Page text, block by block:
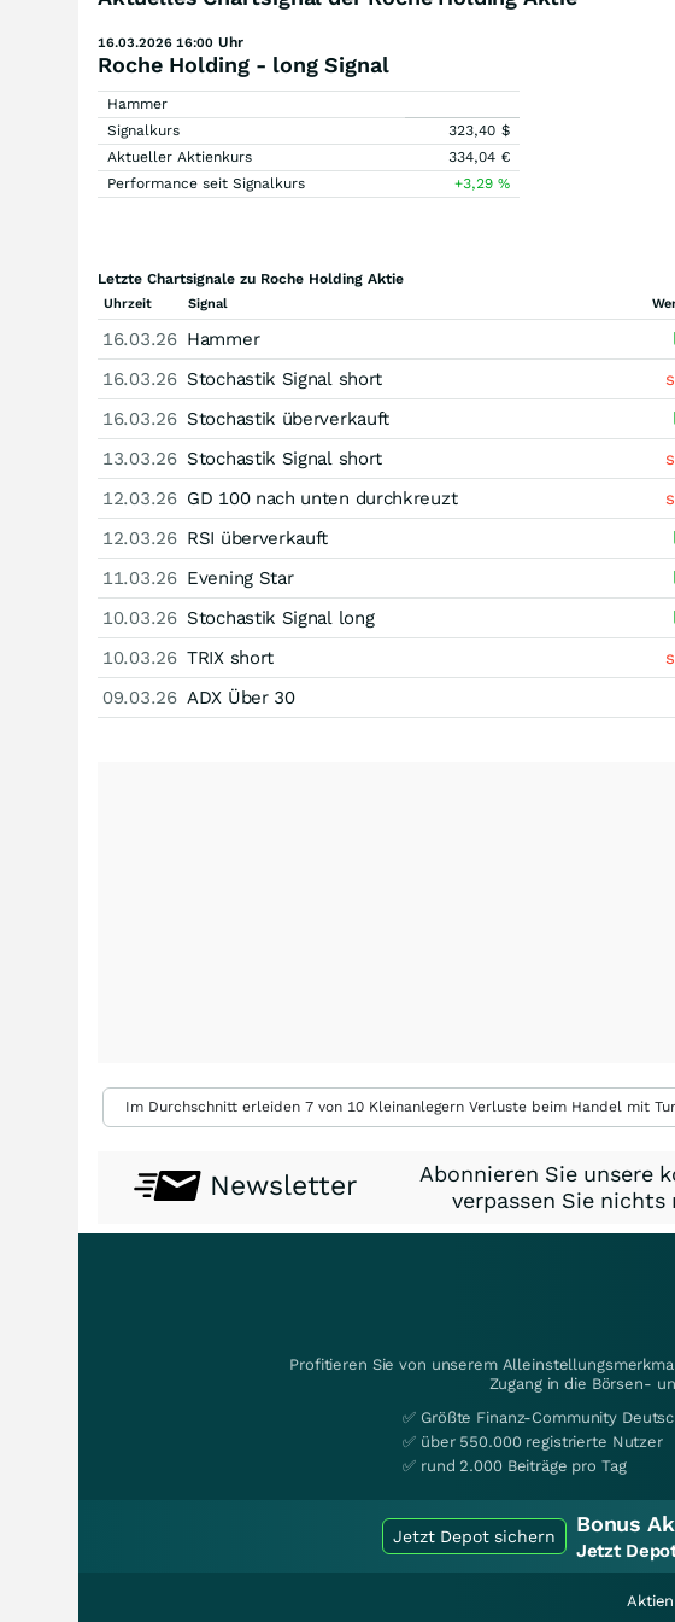
16.03.2026 16:00 Uhr
Roche Holding - long Signal
Hammer
Signalkurs
323,40 $
Aktueller Aktienkurs
334,04 €
Performance seit Signalkurs
+3,29 %
Letzte Chartsignale zu Roche Holding Aktie
Uhrzeit Signal
16.03.26 Hammer
16.03.26 Stochastik Signal short
16.03.26 Stochastik überverkauft
13.03.26 Stochastik Signal short
12.03.26 GD 100 nach unten durchkreuzt
12.03.26 RSI überverkauft
11.03.26 Evening Star
10.03.26 Stochastik Signal long
10.03.26 TRIX short
09.03.26 ADX Über 30
Im Durchschnitt erleiden 7 von 10 Kleinanlegern Verluste beim Handel mit
Newsletter
Abonnieren Sie unsere
verpassen Sie nichts
Profitieren Sie von unserem
Zugang in die Börsen-
✅ Größte Finanz-Community
✅ über 550.000 registrierte Nutzer
✅ rund 2.000 Beiträge pro Tag
Jetzt Depot sichern Bonus
Jetzt